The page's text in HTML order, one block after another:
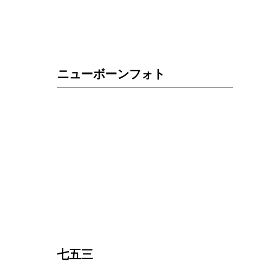
ニューボーンフォト
七五三